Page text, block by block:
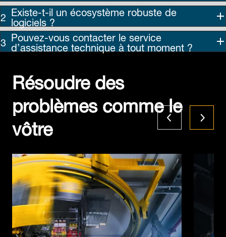
Existe-t-il un écosystème robuste de
logiciels ?
Pouvez-vous contacter le service
d’assistance technique à tout moment ?
Résoudre des
problèmes comme le
vôtre